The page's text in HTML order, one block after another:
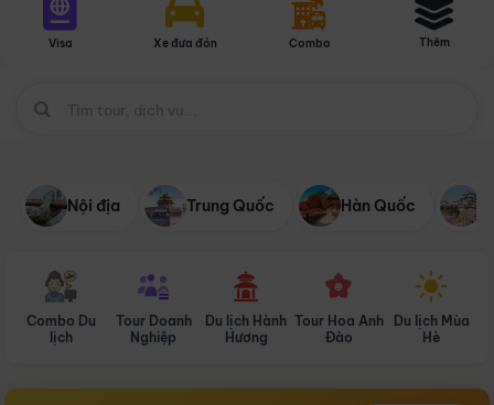
Visa Xe đưa đón Combo Thêm
Nội địa Trung Quốc Hàn Quốc
Combo Du
lịch
Tour Doanh
Nghiệp
Du lịch Hành
Hương
Tour Hoa Anh
Đào
Du lịch Mùa
Hè